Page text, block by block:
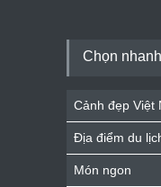
Chọn nhanh
Cảnh đẹp Việt
Địa điểm du
Món ngon